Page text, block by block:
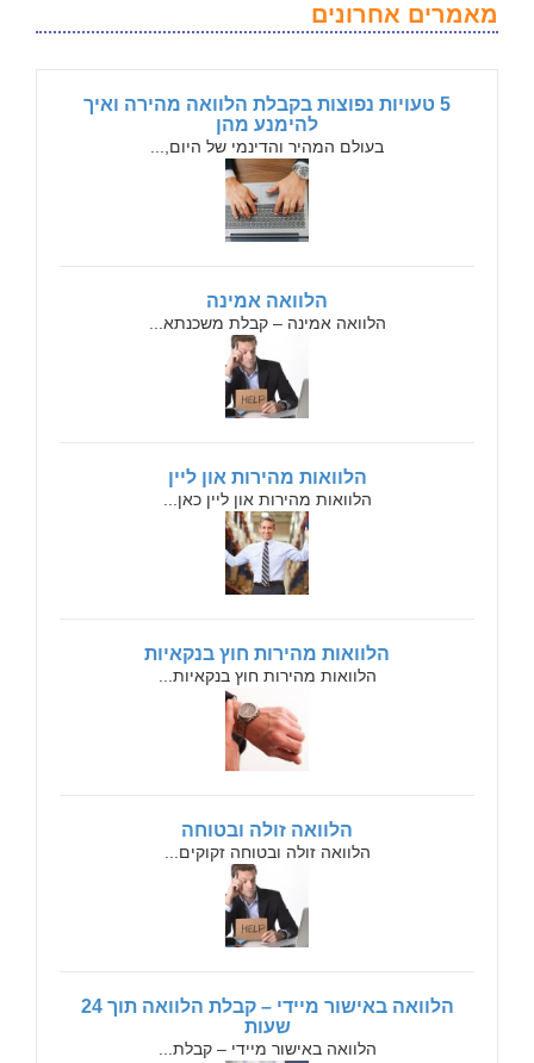
מאמרים אחרונים
5 טעויות נפוצות בקבלת הלוואה מהירה ואיך
להימנע מהן
בעולם המהיר והדינמי של היום,...
הלוואה אמינה
הלוואה אמינה – קבלת משכנתא...
הלוואות מהירות און ליין
הלוואות מהירות און ליין כאן...
הלוואות מהירות חוץ בנקאיות
הלוואות מהירות חוץ בנקאיות...
הלוואה זולה ובטוחה
הלוואה זולה ובטוחה זקוקים...
הלוואה באישור מיידי – קבלת הלוואה תוך 24
שעות
הלוואה באישור מיידי – קבלת...